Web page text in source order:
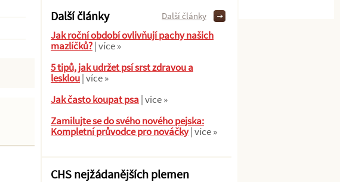
Další články
Jak roční období ovlivňují pachy našich
mazlíčků?| více »
5 tipů, jak udržet psí srst zdravou a
lesklou| více »
Jak často koupat psa| více »
Zamilujte se do svého nového pejska:
Kompletní průvodce pro nováčky| více »
Další články
CHS nejžádanějších plemen